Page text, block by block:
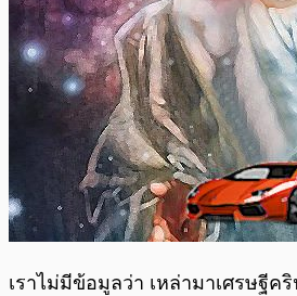
เราไม่มีข้อมูลว่า เหล่ามาเศรษฐีค